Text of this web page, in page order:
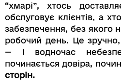
“хмарі”, хтось
обслуговує клієнтів, а
забезпечення, без якого
робочий день. Це
— і водночас
починається довіра,
сторін.